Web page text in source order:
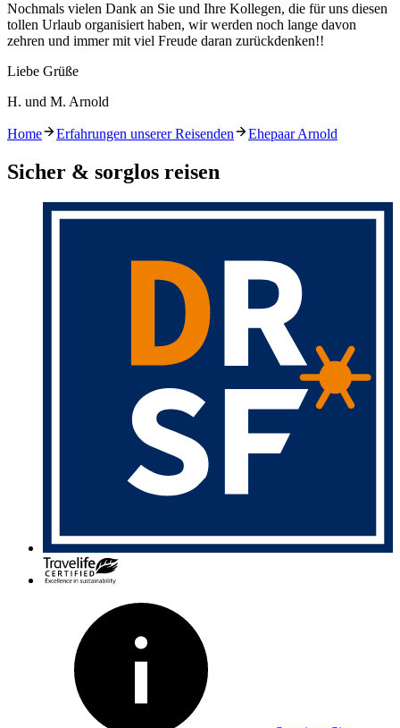
Nochmals vielen Dank an Sie und Ihre Kollegen, die für uns diesen
tollen Urlaub organisiert haben, wir werden noch lange davon
zehren und immer mit viel Freude daran zurückdenken!!
Liebe Grüße
H. und M. Arnold
Home Erfahrungen unserer Reisenden Ehepaar Arnold
Sicher & sorglos reisen